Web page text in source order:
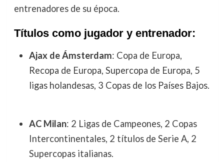
entrenadores de su época.
Títulos como jugador y entrenador:
Ajax de Ámsterdam: Copa de Europa,
Recopa de Europa, Supercopa de Europa, 5
ligas holandesas, 3 Copas de los Países Bajos.
AC Milan: 2 Ligas de Campeones, 2 Copas
Intercontinentales, 2 títulos de Serie A, 2
Supercopas italianas.